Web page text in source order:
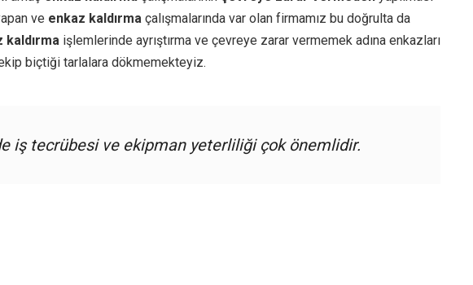
ve enkaz kaldırma çalışmalarında var olan firmamız bu doğrulta da
işlemlerinde ayrıştırma ve çevreye zarar vermemek adına enkazları
biçtiği tarlalara dökmemekteyiz.
iş tecrübesi ve ekipman yeterliliği çok önemlidir.